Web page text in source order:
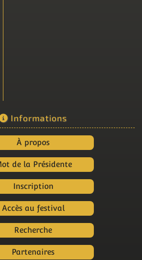
Informations
À propos
de la Présidente
Inscription
Accès au festival
Recherche
Partenaires